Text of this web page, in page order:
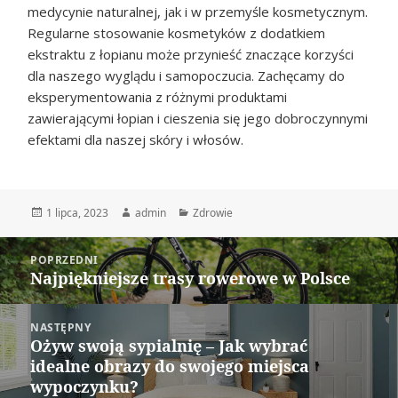
medycynie naturalnej, jak i w przemyśle kosmetycznym.
Regularne stosowanie kosmetyków z dodatkiem
ekstraktu z łopianu może przynieść znaczące korzyści
dla naszego wyglądu i samopoczucia. Zachęcamy do
eksperymentowania z różnymi produktami
zawierającymi łopian i cieszenia się jego dobroczynnymi
efektami dla naszej skóry i włosów.
Data
1 lipca, 2023 Autor
admin Kategorie
Zdrowie
Nawigacja
wpisu
POPRZEDNI
Poprzedni
wpis:
Najpiękniejsze trasy rowerowe w Polsce
NASTĘPNY
Następny
wpis:
Ożyw swoją sypialnię – Jak wybrać
idealne obrazy do swojego miejsca
wypoczynku?